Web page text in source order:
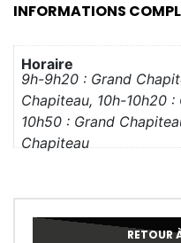
INFORMATIONS
Horaire
9h-9h20 : Grand
Chapiteau, 10h-10h20
10h50 : Grand
Chapiteau
RETOUR